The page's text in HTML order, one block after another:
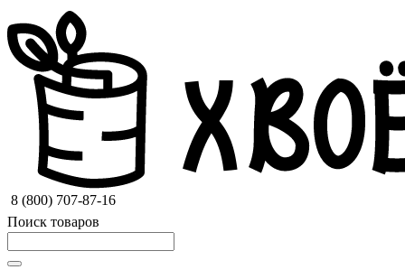
8 (800) 707-87-16
Поиск товаров